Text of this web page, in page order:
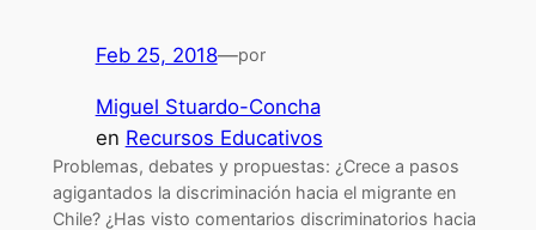
Feb 25, 2018—por
Miguel Stuardo-Concha
en Recursos Educativos
Problemas, debates y propuestas: ¿Crece a pasos
agigantados la discriminación hacia el migrante en
Chile? ¿Has visto comentarios discriminatorios hacia